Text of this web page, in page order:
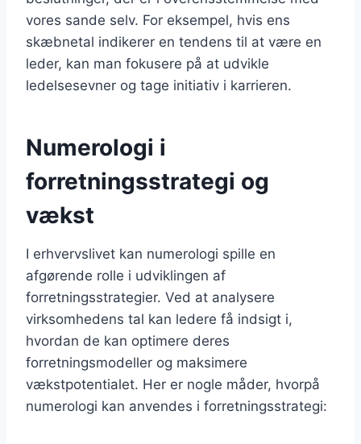
vores sande selv. For eksempel, hvis ens
skæbnetal indikerer en tendens til at være en
leder, kan man fokusere på at udvikle
ledelsesevner og tage initiativ i karrieren.
Numerologi i
forretningsstrategi og
vækst
I erhvervslivet kan numerologi spille en
afgørende rolle i udviklingen af
forretningsstrategier. Ved at analysere
virksomhedens tal kan ledere få indsigt i,
hvordan de kan optimere deres
forretningsmodeller og maksimere
vækstpotentialet. Her er nogle måder, hvorpå
numerologi kan anvendes i forretningsstrategi: